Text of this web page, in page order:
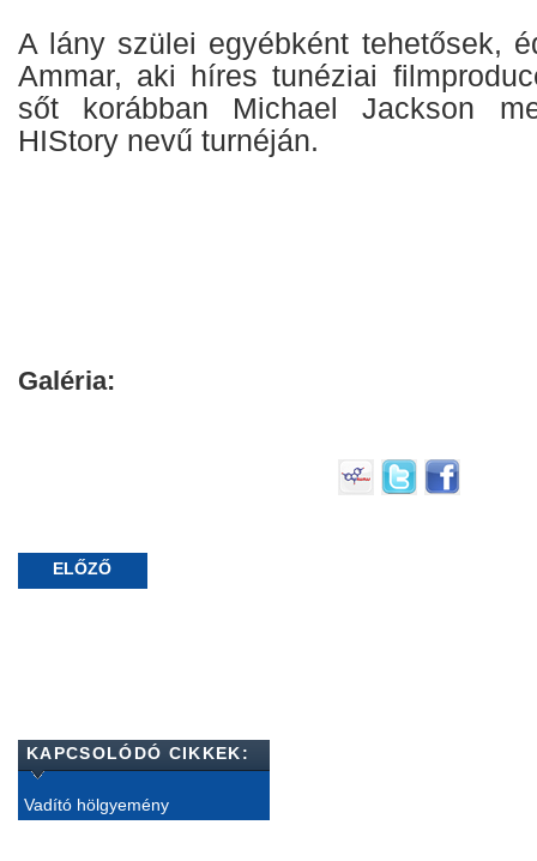
A lány szülei egyébként tehetősek,
Ammar, aki híres tunéziai
sőt korábban Michael Jackson
HIStory nevű turnéján.
Galéria:
ELŐZŐ
KAPCSOLÓDÓ CIKKEK:
Vadító hölgyemény